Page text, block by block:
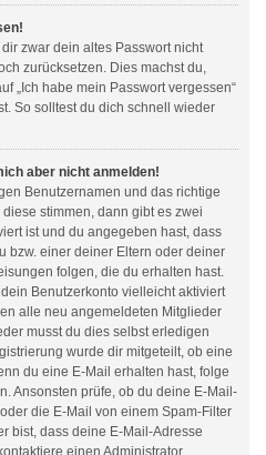
zwar dein altes Passwort nicht
zurücksetzen. Dies machst du,
„Ich habe mein Passwort vergessen“
So solltest du dich schnell wieder
aber nicht anmelden!
Benutzernamen und das richtige
stimmen, dann gibt es zwei
ist und du angegeben hast, dass
bzw. einer deiner Eltern oder deiner
folgen, die du erhalten hast.
Benutzerkonto vielleicht aktiviert
alle neu angemeldeten Mitglieder
musst du dies selbst erledigen
wurde dir mitgeteilt, ob eine
du eine E-Mail erhalten hast, folge
Ansonsten prüfe, ob du deine E-Mail-
die E-Mail von einem Spam-Filter
bist, dass deine E-Mail-Adresse
einen Administrator.